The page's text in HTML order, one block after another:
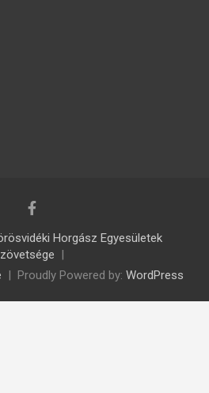
Horgász Egyesületek
Proudly Powered by: WordPress